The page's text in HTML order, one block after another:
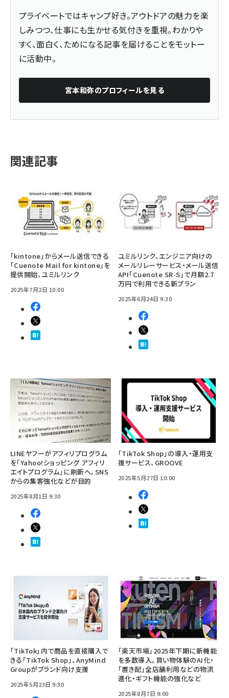
プライベートではキャンプ好き。アウトドアの魅力を楽
しみつつ、仕事にも生かせる気付きを重視。わかりや
すく、面白く、ためになる記事を届けることをモットー
に活動中。
宮本和弥のプロフィールを見る
関連記事
「kintone」からメール送信できる
「Cuenote Mail for kintone」を
提供開始、ユミルリンク
2025年7月2日 10:00
ユミルリンク、エンジニア向けの
メールリレーサービス・メール送信
API「Cuenote SR-S」で月額2.7
万円で利用できる新プラン
2025年6月24日 9:30
LINEヤフーがアフィリプログラム
を「Yahoo!ショッピング アフィリ
エイトプログラム」に刷新へ。SNS
からの集客強化などが目的
2025年8月1日 9:30
「TikTok Shop」の導入・運用支
援サービス、GROOVE
2025年5月27日 10:00
「TikTok」内で商品を直接購入で
きる「TikTok Shop」、AnyMind
Groupがブランド向け支援
2025年5月23日 9:30
「楽天市場」2025年下期に新機能
を多数導入。買い物体験のAI化・
「置き配」全店舗利用などの物流
進化・ギフト機能の強化など
2025年8月7日 9:00